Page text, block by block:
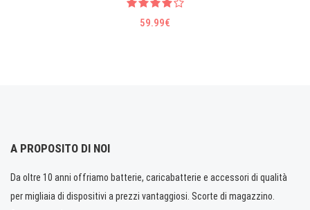
59.99€
A PROPOSITO DI NOI
Da oltre 10 anni offriamo batterie, caricabatterie e accessori di qualità
per migliaia di dispositivi a prezzi vantaggiosi. Scorte di magazzino.